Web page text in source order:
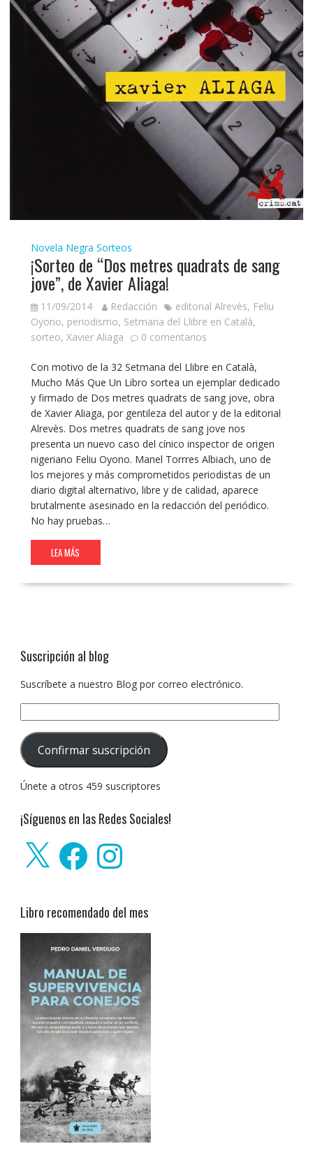
Novela Negra Sorteos
¡Sorteo de “Dos metres quadrats de sang
jove”, de Xavier Aliaga!
11/09/2014 Redacción editorial Alrevès, Feliu
Oyono, periodismo, Setmana del Llibre en Català,
sorteo, Xavier Aliaga 0 comentarios
Con motivo de la 32 Setmana del Llibre en Català,
Mucho Más Que Un Libro sortea un ejemplar dedicado
y firmado de Dos metres quadrats de sang jove, obra
de Xavier Aliaga, por gentileza del autor y de la editorial
Alrevès. Dos metres quadrats de sang jove nos
presenta un nuevo caso del cínico inspector de origen
nigeriano Feliu Oyono. Manel Torrres Albiach, uno de
los mejores y más comprometidos periodistas de un
diario digital alternativo, libre y de calidad, aparece
brutalmente asesinado en la redacción del periódico.
No hay pruebas…
LEA MÁS
Suscripción al blog
Suscríbete a nuestro Blog por correo electrónico.
correo
electrónico:
Confirmar suscripción
Únete a otros 459 suscriptores
¡Síguenos en las Redes Sociales!
FacebookInstagram
Libro recomendado del mes